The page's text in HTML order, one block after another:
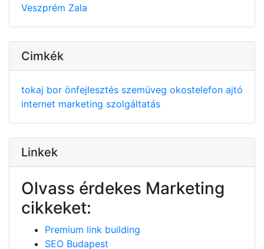
Veszprém Zala
Cimkék
tokaj bor önfejlesztés szemüveg okostelefon ajtó
internet marketing szolgáltatás
Linkek
Olvass érdekes Marketing
cikkeket:
Premium link building
SEO Budapest